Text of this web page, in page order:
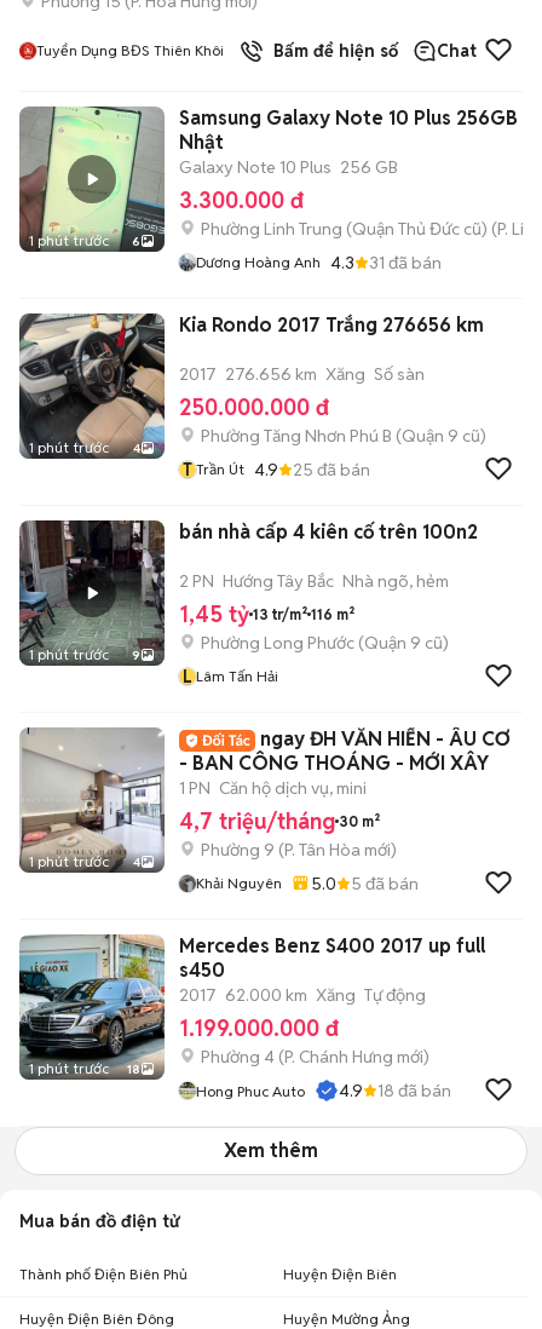
Tuyển Dụng BĐS Thiên Khôi Bấm để hiện số Chat
1 phút trước 6
Samsung Galaxy Note 10 Plus 256GB
Nhật
Galaxy Note 10 Plus 256 GB
3.300.000 đ
Phường Linh Trung (Quận Thủ Đức cũ) (P.
Dương Hoàng Anh 4.3 31 đã bán
1 phút trước 4
Kia Rondo 2017 Trắng 276656 km
2017 276.656 km Xăng Số sàn
250.000.000 đ
Phường Tăng Nhơn Phú B (Quận 9 cũ)
T Trần Út 4.9 25 đã bán
1 phút trước 9
bán nhà cấp 4 kiên cố trên 100n2
2 PN Hướng Tây Bắc Nhà ngõ, hẻm
1,45 tỷ 13 tr/m² 116 m²
Phường Long Phước (Quận 9 cũ)
L Lâm Tấn Hải
1 phút trước 4
ngay ĐH VĂN HIẾN - ÂU CƠ
- BAN CÔNG THOÁNG - MỚI XÂY
1 PN Căn hộ dịch vụ, mini
4,7 triệu/tháng 30 m²
Phường 9 (P. Tân Hòa mới)
Khải Nguyên 5.0 5 đã bán
1 phút trước 18
Mercedes Benz S400 2017 up full
s450
2017 62.000 km Xăng Tự động
1.199.000.000 đ
Phường 4 (P. Chánh Hưng mới)
Hong Phuc Auto 4.9 18 đã bán
Xem thêm
Mua bán đồ điện tử
Thành phố Điện Biên Phủ Huyện Điện Biên
Huyện Điện Biên Đông Huyện Mường Ảng